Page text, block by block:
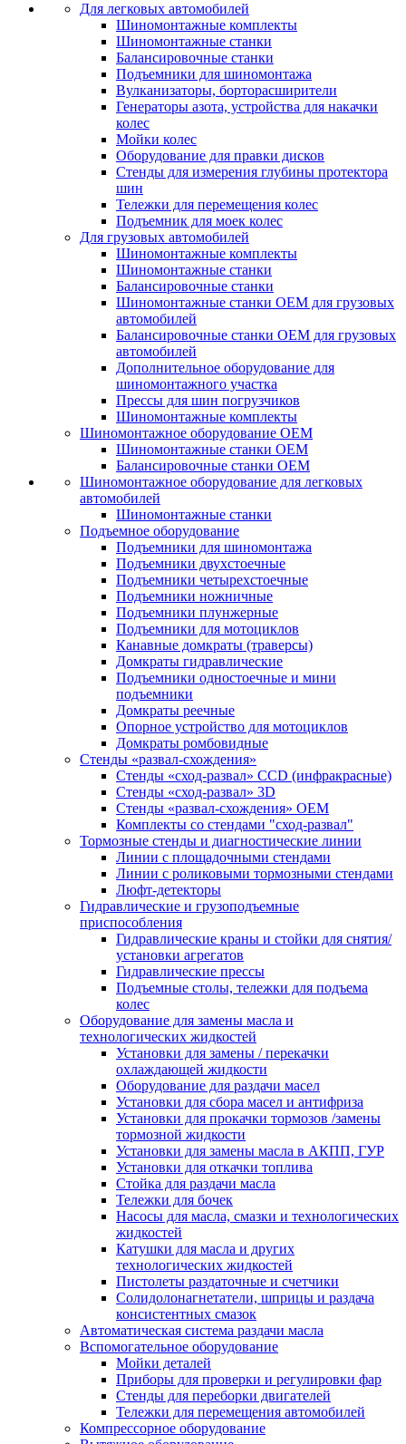
Для легковых автомобилей
Шиномонтажные комплекты
Шиномонтажные станки
Балансировочные станки
Подъемники для шиномонтажа
Вулканизаторы, борторасширители
Генераторы азота, устройства для накачки
колес
Мойки колес
Оборудование для правки дисков
Стенды для измерения глубины протектора
шин
Тележки для перемещения колес
Подъемник для моек колеc
Для грузовых автомобилей
Шиномонтажные комплекты
Шиномонтажные станки
Балансировочные станки
Шиномонтажные станки ОЕМ для грузовых
автомобилей
Балансировочные станки ОЕМ для грузовых
автомобилей
Дополнительное оборудование для
шиномонтажного участка
Прессы для шин погрузчиков
Шиномонтажные комплекты
Шиномонтажное оборудование ОЕМ
Шиномонтажные станки ОЕМ
Балансировочные станки ОЕМ
Шиномонтажное оборудование для легковых
автомобилей
Шиномонтажные станки
Подъемное оборудование
Подъемники для шиномонтажа
Подъемники двухстоечные
Подъемники четырехстоечные
Подъемники ножничные
Подъемники плунжерные
Подъемники для мотоциклов
Канавные домкраты (траверсы)
Домкраты гидравлические
Подъемники одностоечные и мини
подъемники
Домкраты реечные
Опорное устройство для мотоциклов
Домкраты ромбовидные
Стенды «развал-схождения»
Стенды «сход-развал» CCD (инфракрасные)
Стенды «сход-развал» 3D
Стенды «развал-схождения» ОЕМ
Комплекты со стендами "сход-развал"
Тормозные стенды и диагностические линии
Линии с площадочными стендами
Линии с роликовыми тормозными стендами
Люфт-детекторы
Гидравлические и грузоподъемные
приспособления
Гидравлические краны и стойки для снятия/
установки агрегатов
Гидравлические прессы
Подъемные столы, тележки для подъема
колес
Оборудование для замены масла и
технологических жидкостей
Установки для замены / перекачки
охлаждающей жидкости
Оборудование для раздачи масел
Установки для сбора масел и антифриза
Установки для прокачки тормозов /замены
тормозной жидкости
Установки для замены масла в АКПП, ГУР
Установки для откачки топлива
Стойка для раздачи масла
Тележки для бочек
Насосы для масла, смазки и технологических
жидкостей
Катушки для масла и других
технологических жидкостей
Пистолеты раздаточные и счетчики
Солидолонагнетатели, шприцы и раздача
консистентных смазок
Автоматическая система раздачи масла
Вспомогательное оборудование
Мойки деталей
Приборы для проверки и регулировки фар
Стенды для переборки двигателей
Тележки для перемещения автомобилей
Компрессорное оборудование